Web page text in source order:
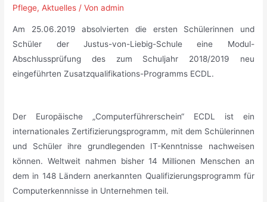
Pflege,Aktuelles / Vonadmin
Am 25.06.2019 absolvierten die ersten Schülerinnen und
Schüler der Justus-von-Liebig-Schule eine Modul-
Abschlussprüfung des zum Schuljahr 2018/2019 neu
eingeführten Zusatzqualifikations-Programms ECDL.
Der Europäische „Computerführerschein“ ECDL ist ein
internationales Zertifizierungsprogramm, mit dem Schülerinnen
und Schüler ihre grundlegenden IT-Kenntnisse nachweisen
können. Weltweit nahmen bisher 14 Millionen Menschen an
dem in 148 Ländern anerkannten Qualifizierungsprogramm für
Computerkennnisse in Unternehmen teil.